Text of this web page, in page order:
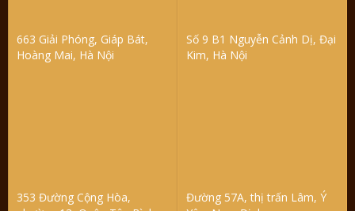
663 Giải Phóng, Giáp Bát,
Hoàng Mai, Hà Nội
Số 9 B1 Nguyễn Cảnh Dị, Đại
Kim, Hà Nội
353 Đường Cộng Hòa,
Đường 57A, thị trấn Lâm, Ý